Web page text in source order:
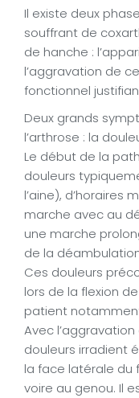
Il existe deux
souffrant de
de hanche :
l’aggravation de
fonctionnel
Deux grands
l’arthrose : la
Le début de la
douleurs
l’aine), d’horaires
marche avec au
une marche
de la
Ces douleurs
lors de la flexion
patient
Avec
douleurs irradient
la face latérale du
voire au genou. Il